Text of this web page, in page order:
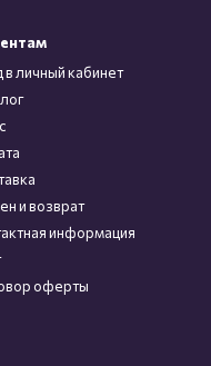
в личный кабинет
и возврат
информация
оферты